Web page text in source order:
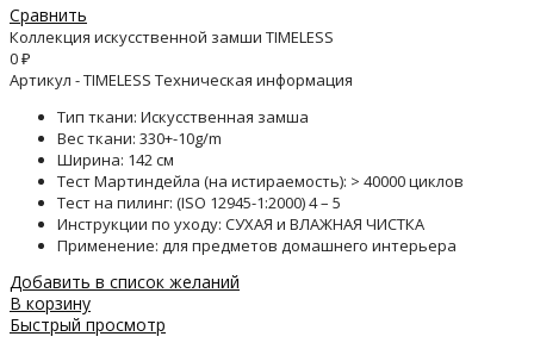
Сравнить
Коллекция искусственной замши TIMELESS
0₽
Артикул - TIMELESS Техническая информация
Тип ткани: Искусственная замша
Вес ткани: 330+-10g/m
Ширина: 142 см
Тест Мартиндейла (на истираемость): > 40000 циклов
Тест на пилинг: (ISO 12945-1:2000) 4 – 5
Инструкции по уходу: СУХАЯ и ВЛАЖНАЯ ЧИСТКА
Применение: для предметов домашнего интерьера
Добавить в список желаний
В корзину
Быстрый просмотр